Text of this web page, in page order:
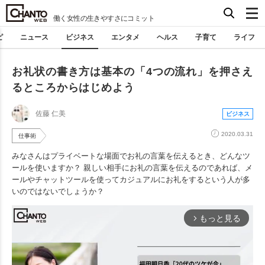
働く女性の生きやすさにコミット
ニュース ビジネス エンタメ ヘルス 子育て ライフ
お礼状の書き方は基本の「4つの流れ」を押さえ
るところからはじめよう
佐藤 仁美 ビジネス
仕事術 2020.03.31
みなさんはプライベートな場面でお礼の言葉を伝えるとき、どんなツ
ールを使いますか？ 親しい相手にお礼の言葉を伝えるのであれば、メ
ールやチャットツールを使ってカジュアルにお礼をするという人が多
いのではないでしょうか？
arrow_forward_ios もっと見る